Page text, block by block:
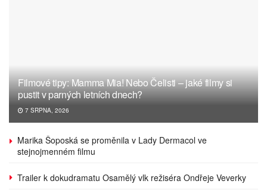
Filmové tipy: Mamma Mia! Nebo Čelisti – jaké filmy si
pustit v parných letních dnech?
7 SRPNA, 2026
Marika Šoposká se proměnila v Lady Dermacol ve
stejnojmenném filmu
Trailer k dokudramatu Osamělý vlk režiséra Ondřeje Veverky